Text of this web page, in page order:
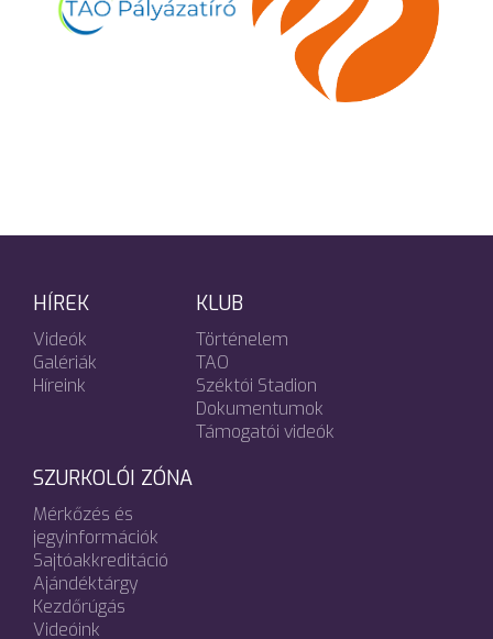
HÍREK
Videók
Galériák
Híreink
KLUB
Történelem
TAO
Széktói Stadion
Dokumentumok
Támogatói videók
SZURKOLÓI ZÓNA
Mérkőzés és
jegyinformációk
Sajtóakkreditáció
Ajándéktárgy
Kezdőrúgás
Videóink